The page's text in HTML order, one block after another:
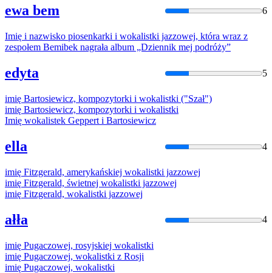
ewa bem 6
Imię i nazwisko piosenkarki i wokalistki jazzowej, która wraz z
zespołem Bemibek nagrała album „Dziennik mej podróży”
edyta 5
imię Bartosiewicz, kompozytorki i wokalistki ("Szał")
imię Bartosiewicz, kompozytorki i wokalistki
Imię wokalistek Geppert i Bartosiewicz
ella 4
imię Fitzgerald, amerykańskiej wokalistki jazzowej
imię Fitzgerald, świetnej wokalistki jazzowej
imię Fitzgerald, wokalistki jazzowej
ałła 4
imię Pugaczowej, rosyjskiej wokalistki
imię Pugaczowej, wokalistki z Rosji
imię Pugaczowej, wokalistki